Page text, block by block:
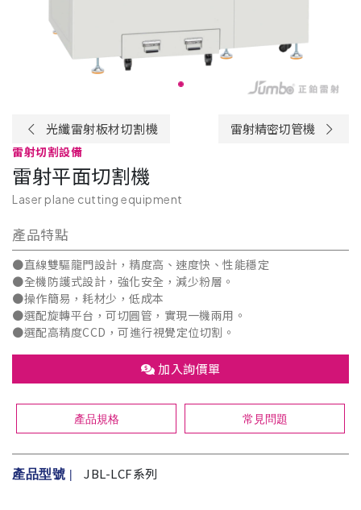
光纖雷射板材切割機 雷射精密切管機
雷射切割設備
雷射平面切割機
Laser plane cutting equipment
產品特點
●直線雙驅龍門設計，精度高、速度快、性能穩定
●全機防護式設計，強化安全，減少粉層。
●操作簡易，耗材少，低成本
●選配旋轉平台，可切圓管，實現一機兩用。
●選配高精度CCD，可進行視覺定位切割。
加入詢價單
產品規格 常見問題
產品型號 | JBL-LCF系列